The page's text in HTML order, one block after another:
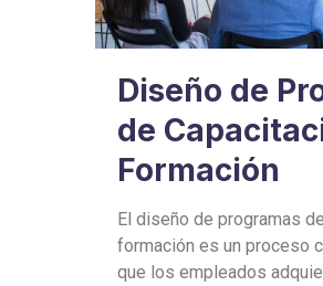
Diseño de
de
Formación
El diseño de programas
formación es un proceso
que los empleados